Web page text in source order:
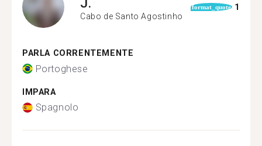
Cabo de Santo Agostinho
format_quote 1
PARLA CORRENTEMENTE
Portoghese
IMPARA
Spagnolo